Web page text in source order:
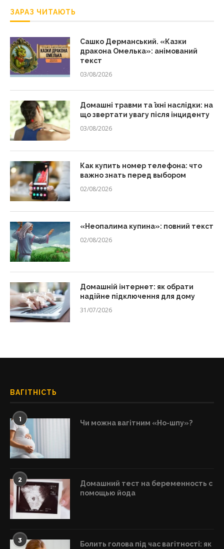
ЗАРАЗ ЧИТАЮТЬ
Сашко Дерманський. «Казки
дракона Омелька»: анімований
текст
03/08/2026
Домашні травми та їхні наслідки: на
що звертати увагу після інциденту
03/08/2026
Как купить номер телефона: что
важно знать перед выбором
02/08/2026
«Неопалима купина»: повний текст
02/08/2026
Домашній інтернет: як обрати
надійне підключення для дому
31/07/2026
ВАГІТНІСТЬ
1 Чи можна вагітним «Но-шпу»?
2
Домашний тест на беременность с
помощью йода
3
Болить голова під час вагітності: як